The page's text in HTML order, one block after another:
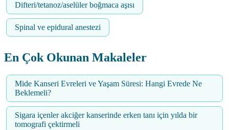
Difteri/tetanoz/aselüler boğmaca aşısı
Spinal ve epidural anestezi
En Çok Okunan Makaleler
Mide Kanseri Evreleri ve Yaşam Süresi: Hangi Evrede Ne
Beklemeli?
Sigara içenler akciğer kanserinde erken tanı için yılda bir
tomografi çektirmeli